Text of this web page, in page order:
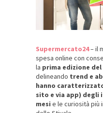
Supermercato24– il
spesa online con
la prima edizione
delineando trend e
hanno
sito e via app) degli
mesi e le curiosità più